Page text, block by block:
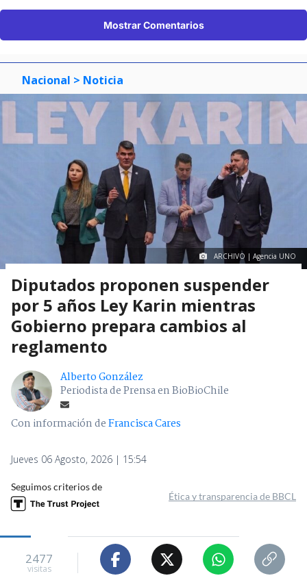
Mostrar Comentarios
Nacional > Noticia
ARCHIVO | Agencia UNO
Diputados proponen suspender
por 5 años Ley Karin mientras
Gobierno prepara cambios al
reglamento
Alberto González
Periodista de Prensa en BioBioChile
Con información deFrancisca Cares
Jueves 06 Agosto, 2026 | 15:54
Seguimos criterios de
Ética y transparencia de BBCL
2477
visitas